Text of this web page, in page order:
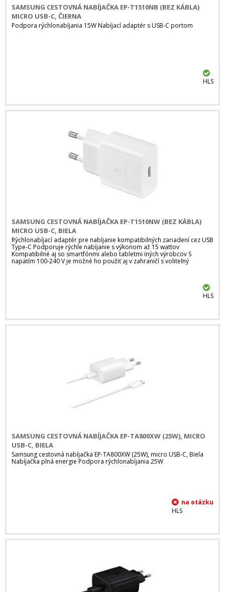
SAMSUNG CESTOVNÁ NABÍJAČKA EP-T1510NB (BEZ KÁBLA)
MICRO USB-C, ČIERNA
Podpora rýchlonabíjania 15W Nabíjací adaptér s USB-C portom
HLS
SAMSUNG CESTOVNÁ NABÍJAČKA EP-T1510NW (BEZ KÁBLA)
MICRO USB-C, BIELA
Rýchlonabíjací adaptér pre nabíjanie kompatibilných zariadení cez USB
Type-C Podporuje rýchle nabíjanie s výkonom až 15 wattov
Kompatibilné aj so smartfónmi alebo tabletmi iných výrobcov S
napätím 100-240 V je možné ho použiť aj v zahraničí s voliteľný
HLS
SAMSUNG CESTOVNÁ NABÍJAČKA EP-TA800XW (25W), MICRO
USB-C, BIELA
Samsung cestovná nabíjačka EP-TA800XW (25W), micro USB-C, Biela
Nabíjačka plná energie Podpora rýchlonabíjania 25W
HLS